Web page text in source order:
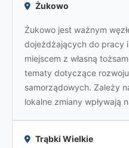
Żukowo
Żukowo jest ważnym
dojeżdżających do pracy
miejscem z własną
tematy dotyczące
samorządowych. Zależy
lokalne zmiany wpływają
Trąbki Wielkie